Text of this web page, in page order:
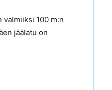
100 m:n
jäälatu on